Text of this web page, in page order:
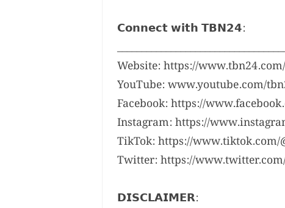
𝗖𝗼𝗻𝗻𝗲𝗰𝘁 𝘄𝗶𝘁𝗵 𝗧𝗕𝗡𝟮𝟰:
Website: https://www.tbn24.com/
YouTube: www.youtube.com/
Facebook: https://
Instagram: https://
TikTok: https://www.tiktok.com/
Twitter: https://
𝗗𝗜𝗦𝗖𝗟𝗔𝗜𝗠𝗘𝗥: